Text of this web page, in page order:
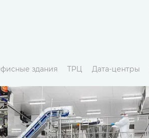
здания ТРЦ Дата-центры